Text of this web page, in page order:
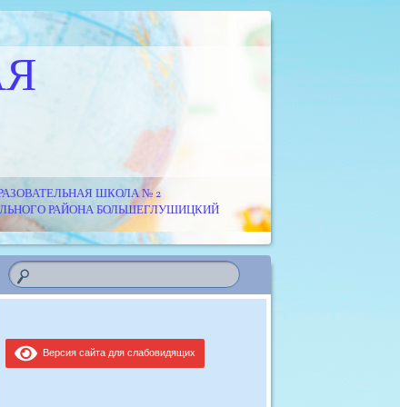
ШКОЛА № 2
РАЙОНА БОЛЬШЕГЛУШИЦКИЙ
Версия сайта для слабовидящих